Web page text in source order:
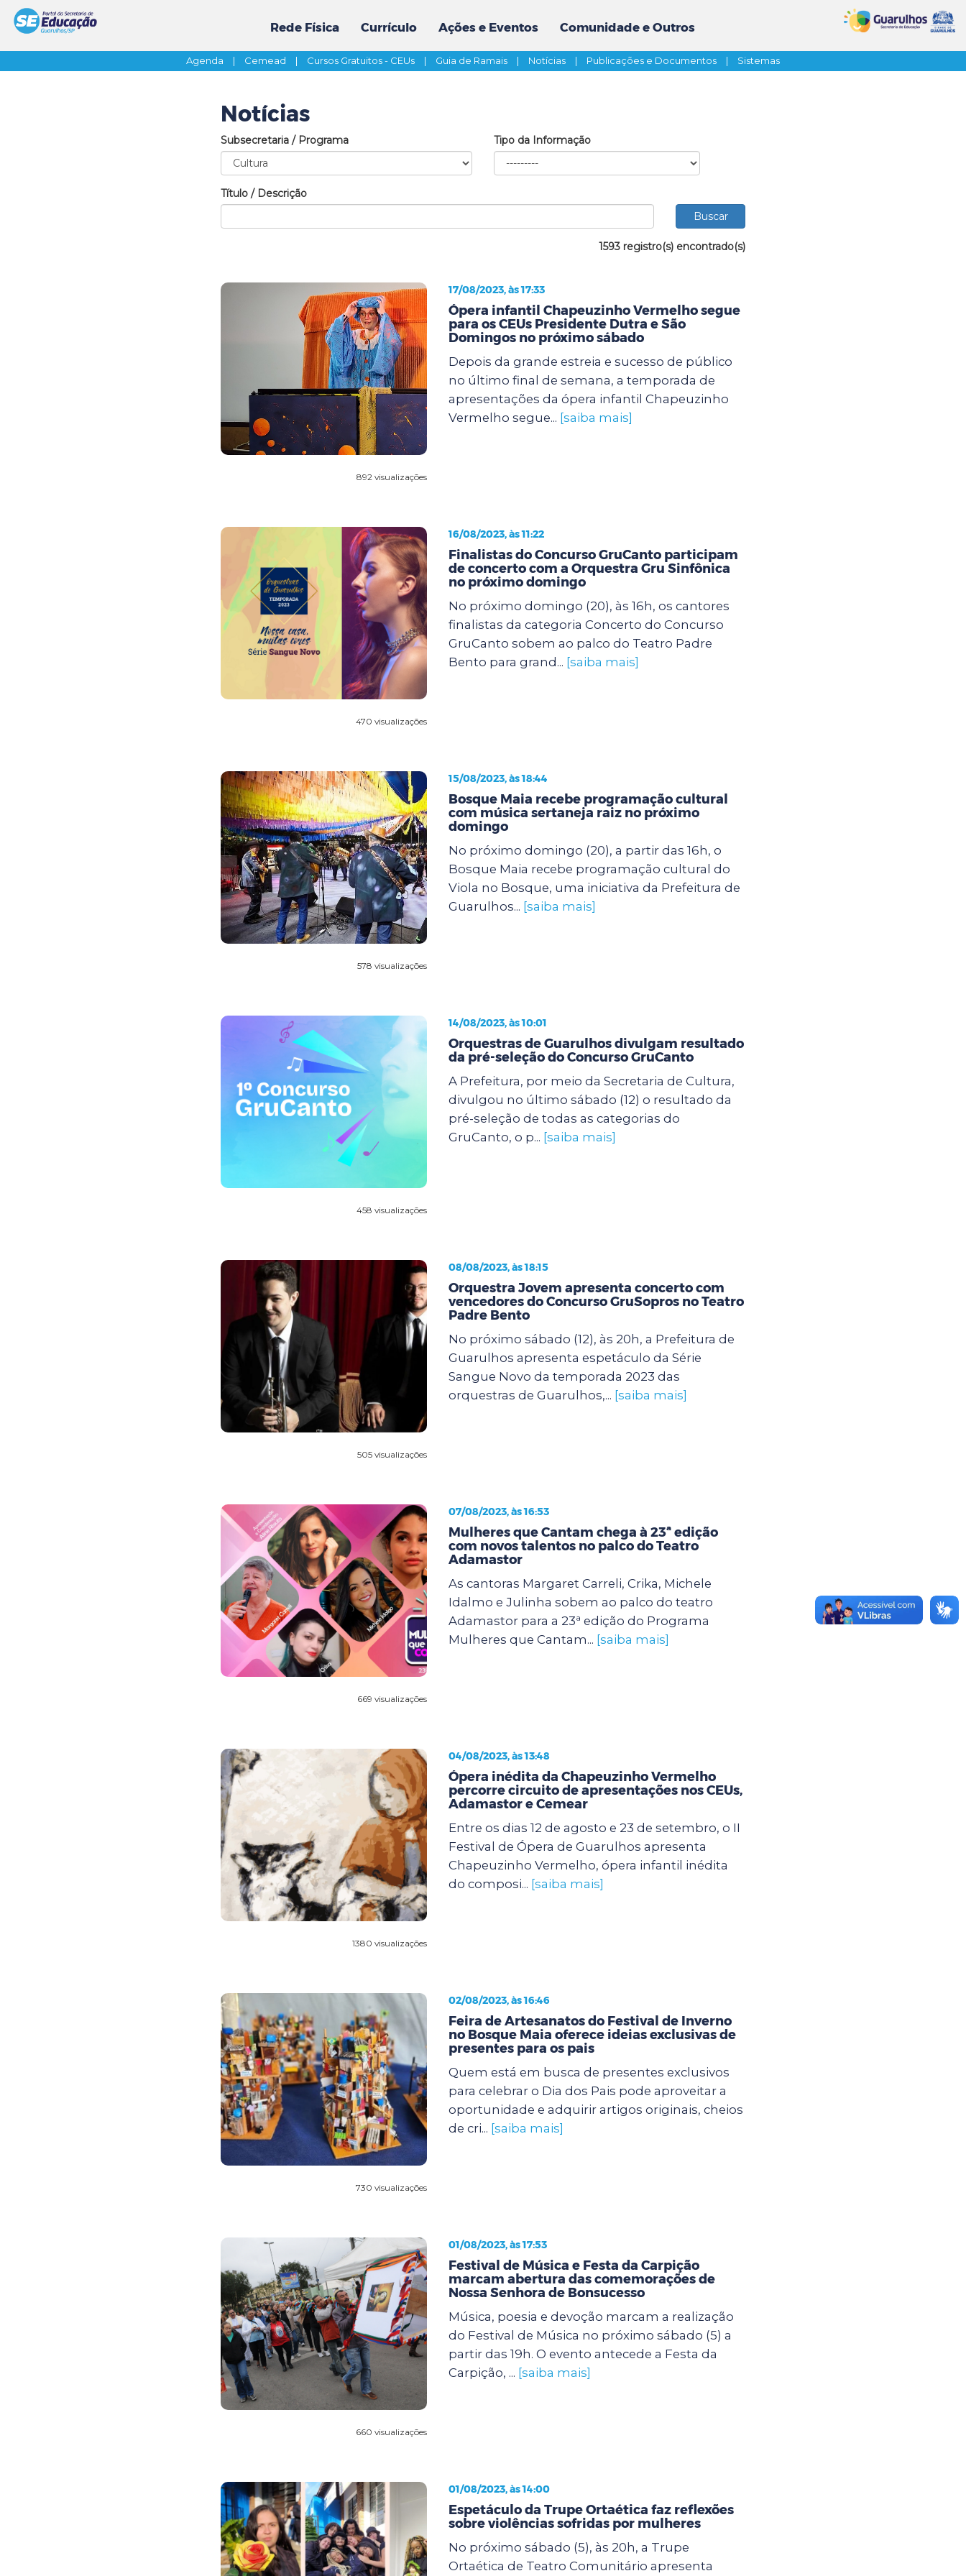
Rede Física Currículo Ações e Eventos Comunidade e Outros
Agenda | Cemead | Cursos Gratuitos - CEUs | Guia de Ramais | Notícias | Publicações e Documentos | Sistemas
Notícias
Subsecretaria / Programa Tipo da Informação
Título / Descrição
1593 registro(s) encontrado(s)
892 visualizações
17/08/2023, às 17:33
Ópera infantil Chapeuzinho Vermelho segue
para os CEUs Presidente Dutra e São
Domingos no próximo sábado
Depois da grande estreia e sucesso de público
no último final de semana, a temporada de
apresentações da ópera infantil Chapeuzinho
Vermelho segue... [saiba mais]
470 visualizações
16/08/2023, às 11:22
Finalistas do Concurso GruCanto participam
de concerto com a Orquestra Gru Sinfônica
no próximo domingo
No próximo domingo (20), às 16h, os cantores
finalistas da categoria Concerto do Concurso
GruCanto sobem ao palco do Teatro Padre
Bento para grand... [saiba mais]
578 visualizações
15/08/2023, às 18:44
Bosque Maia recebe programação cultural
com música sertaneja raiz no próximo
domingo
No próximo domingo (20), a partir das 16h, o
Bosque Maia recebe programação cultural do
Viola no Bosque, uma iniciativa da Prefeitura de
Guarulhos... [saiba mais]
458 visualizações
14/08/2023, às 10:01
Orquestras de Guarulhos divulgam resultado
da pré-seleção do Concurso GruCanto
A Prefeitura, por meio da Secretaria de Cultura,
divulgou no último sábado (12) o resultado da
pré-seleção de todas as categorias do
GruCanto, o p... [saiba mais]
505 visualizações
08/08/2023, às 18:15
Orquestra Jovem apresenta concerto com
vencedores do Concurso GruSopros no Teatro
Padre Bento
No próximo sábado (12), às 20h, a Prefeitura de
Guarulhos apresenta espetáculo da Série
Sangue Novo da temporada 2023 das
orquestras de Guarulhos,... [saiba mais]
669 visualizações
07/08/2023, às 16:53
Mulheres que Cantam chega à 23ª edição
com novos talentos no palco do Teatro
Adamastor
As cantoras Margaret Carreli, Crika, Michele
Idalmo e Julinha sobem ao palco do teatro
Adamastor para a 23ª edição do Programa
Mulheres que Cantam... [saiba mais]
1380 visualizações
04/08/2023, às 13:48
Ópera inédita da Chapeuzinho Vermelho
percorre circuito de apresentações nos CEUs,
Adamastor e Cemear
Entre os dias 12 de agosto e 23 de setembro, o II
Festival de Ópera de Guarulhos apresenta
Chapeuzinho Vermelho, ópera infantil inédita
do composi... [saiba mais]
730 visualizações
02/08/2023, às 16:46
Feira de Artesanatos do Festival de Inverno
no Bosque Maia oferece ideias exclusivas de
presentes para os pais
Quem está em busca de presentes exclusivos
para celebrar o Dia dos Pais pode aproveitar a
oportunidade e adquirir artigos originais, cheios
de cri... [saiba mais]
660 visualizações
01/08/2023, às 17:53
Festival de Música e Festa da Carpição
marcam abertura das comemorações de
Nossa Senhora de Bonsucesso
Música, poesia e devoção marcam a realização
do Festival de Música no próximo sábado (5) a
partir das 19h. O evento antecede a Festa da
Carpição, ... [saiba mais]
01/08/2023, às 14:00
Espetáculo da Trupe Ortaética faz reflexões
sobre violências sofridas por mulheres
No próximo sábado (5), às 20h, a Trupe
Ortaética de Teatro Comunitário apresenta